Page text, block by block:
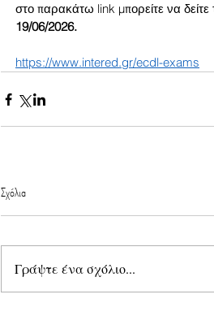
στο παρακάτω link μπορείτε να
19/06/2026.
https://www.intered.gr/ecdl-exams
Σχόλια
Γράψτε ένα σχόλιο...